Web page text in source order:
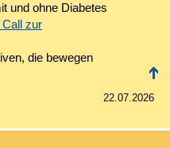
und ohne Diabetes
zur
die bewegen
22.07.2026